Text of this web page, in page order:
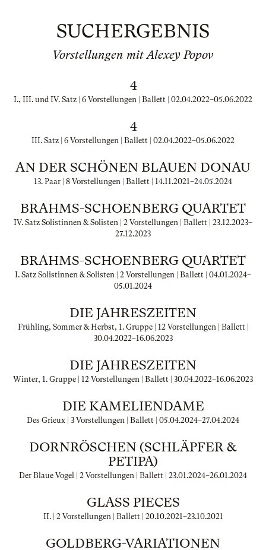
SUCHERGEBNIS
Vorstellungen mit Alexey Popov
4
I., III. und IV. Satz | 6 Vorstellungen | Ballett | 02.04.2022–05.06.2022
4
III. Satz | 6 Vorstellungen | Ballett | 02.04.2022–05.06.2022
AN DER SCHÖNEN BLAUEN DONAU
13. Paar | 8 Vorstellungen | Ballett | 14.11.2021–24.05.2024
BRAHMS-SCHOENBERG QUARTET
IV. Satz Solistinnen & Solisten | 2 Vorstellungen | Ballett | 23.12.2023–
27.12.2023
BRAHMS-SCHOENBERG QUARTET
I. Satz Solistinnen & Solisten | 2 Vorstellungen | Ballett | 04.01.2024–
05.01.2024
DIE JAHRESZEITEN
Frühling, Sommer & Herbst, 1. Gruppe | 12 Vorstellungen | Ballett |
30.04.2022–16.06.2023
DIE JAHRESZEITEN
Winter, 1. Gruppe | 12 Vorstellungen | Ballett | 30.04.2022–16.06.2023
DIE KAMELIENDAME
Des Grieux | 3 Vorstellungen | Ballett | 05.04.2024–27.04.2024
DORNRÖSCHEN (SCHLÄPFER &
PETIPA)
Der Blaue Vogel | 2 Vorstellungen | Ballett | 23.01.2024–26.01.2024
GLASS PIECES
II. | 2 Vorstellungen | Ballett | 20.10.2021–23.10.2021
GOLDBERG-VARIATIONEN